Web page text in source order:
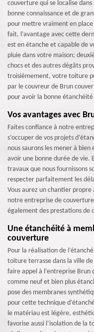
couverture qui se localise
bonne connaissance et de
pour mettre vraiment en
fait, l’avantage avec cette
est en étanche et capable de
pluie dans votre maison;
chocs et des autres dégâts
troisièmement, votre toiture
par le couvreur de Brun
pour avoir la bonne
Vos avantages avec
Faites confiance à notre
s’occuper de vos projets
nous saurons les mener à
avoir une bonne durée de vie.
travaux que nous fournissons
respecter parfaitement les
Vous aurez un chantier
notre entreprise de
également des prestations de
Une étanchéité à
couverture
Pour la réalisation de
toiture terrasse dans la ville
faire appel à l’entreprise
comme neuf et bien plus
pose des membranes
pour cette technique
le matériau est légère,
favorise aussi l’isolation de la